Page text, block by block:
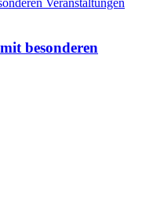
besonderen